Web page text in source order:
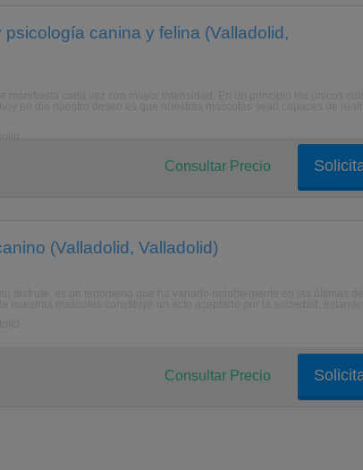
canina y felina (Valladolid,
Consultar Precio
(Valladolid, Valladolid)
Consultar Precio